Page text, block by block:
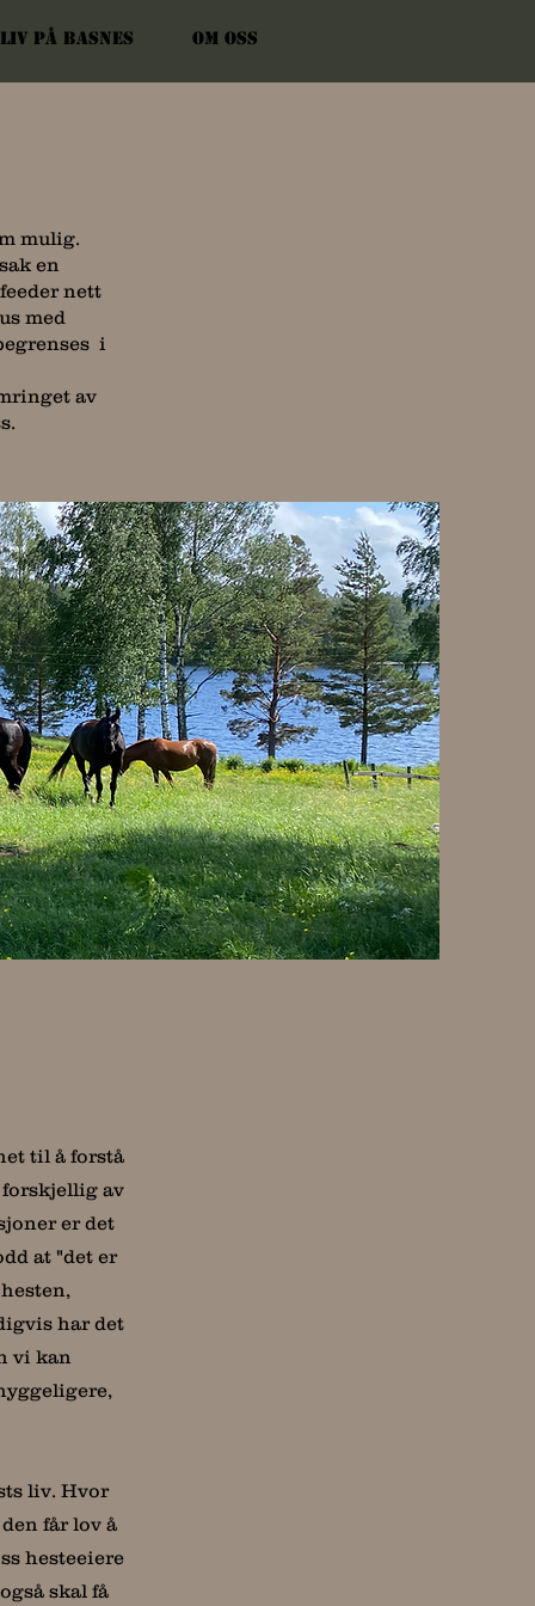
på Basnes Om oss
mulig.
en
nett
med
i
av
til å forstå
forskjelligav
er det
at "det er
har det
vi kan
liv. Hvor
får lov å
hesteeiere
skal få